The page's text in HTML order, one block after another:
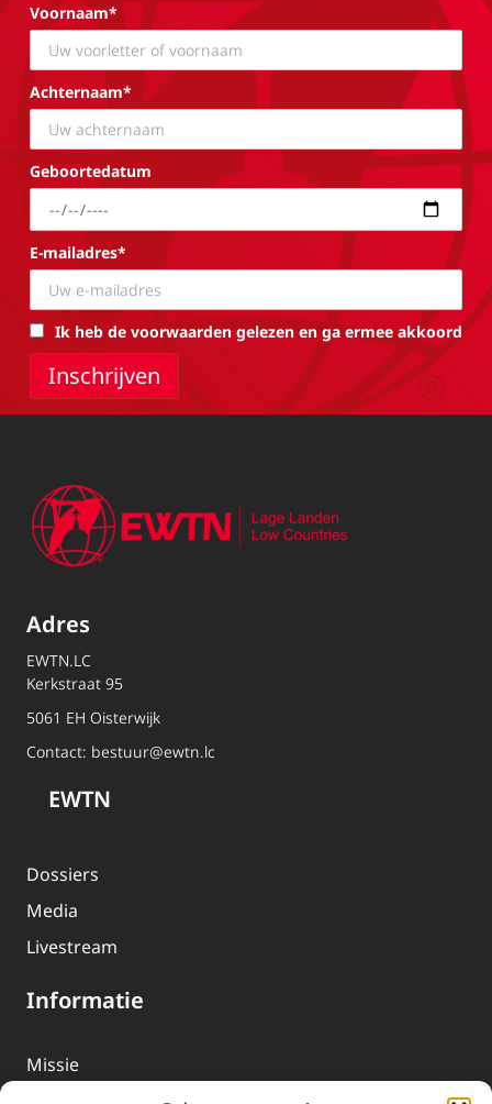
Voornaam*
Achternaam*
Geboortedatum
E-mailadres*
Ik heb de voorwaarden gelezen en ga ermee akkoord
Adres
EWTN.LC
Kerkstraat 95
5061 EH Oisterwijk
Contact: bestuur@ewtn.lc
EWTN
Dossiers
Media
Livestream
Informatie
Missie